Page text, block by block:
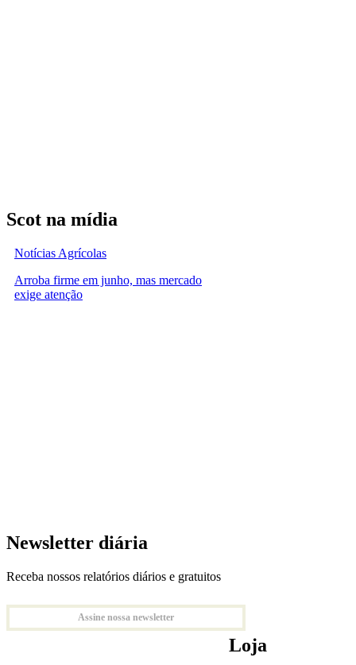
Scot na mídia
Notícias Agrícolas
Arroba firme em junho, mas mercado
exige atenção
Newsletter diária
Receba nossos relatórios diários e gratuitos
Assine nossa newsletter
Loja